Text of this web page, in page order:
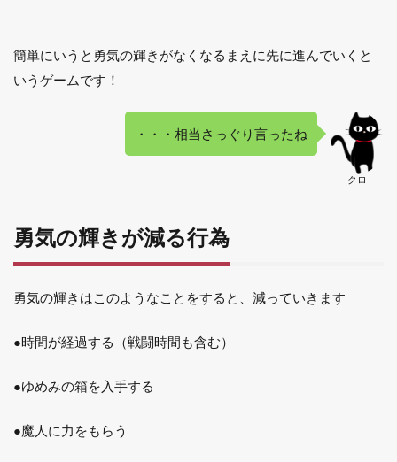
簡単にいうと勇気の輝きがなくなるまえに先に進んでいくと
いうゲームです！
クロ
・・・相当さっぐり言ったね
勇気の輝きが減る行為
勇気の輝きはこのようなことをすると、減っていきます
●時間が経過する（戦闘時間も含む）
●ゆめみの箱を入手する
●魔人に力をもらう